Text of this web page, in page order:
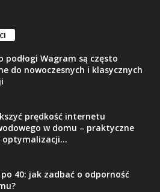
podłogi Wagram są często
do nowoczesnych i klasycznych
prędkość internetu
w domu – praktyczne
optymalizacji...
40: jak zadbać o odporność